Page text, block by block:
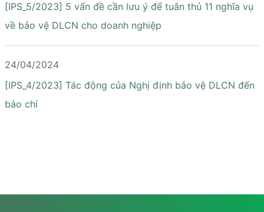
[IPS_5/2023] 5 vấn đề cần lưu ý để tuân thủ 11 nghĩa vụ
về bảo vệ DLCN cho doanh nghiệp
24/04/2024
[IPS_4/2023] Tác động của Nghị định bảo vệ DLCN đến
báo chí